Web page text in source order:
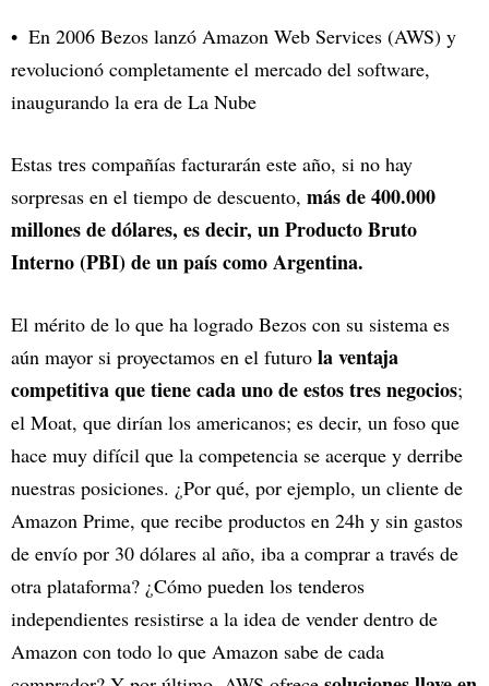
En 2006 Bezos lanzó Amazon Web Services (AWS) y
revolucionó completamente el mercado del software,
inaugurando la era de La Nube
Estas tres compañías facturarán este año, si no hay
sorpresas en el tiempo de descuento, más de 400.000
millones de dólares, es decir, un Producto Bruto
Interno (PBI) de un país como Argentina.
El mérito de lo que ha logrado Bezos con su sistema es
aún mayor si proyectamos en el futuro la ventaja
competitiva que tiene cada uno de estos tres negocios;
el Moat, que dirían los americanos; es decir, un foso que
hace muy difícil que la competencia se acerque y derribe
nuestras posiciones. ¿Por qué, por ejemplo, un cliente de
Amazon Prime, que recibe productos en 24h y sin gastos
de envío por 30 dólares al año, iba a comprar a través de
otra plataforma? ¿Cómo pueden los tenderos
independientes resistirse a la idea de vender dentro de
Amazon con todo lo que Amazon sabe de cada